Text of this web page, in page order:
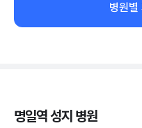
병원별
명일역 성지 병원